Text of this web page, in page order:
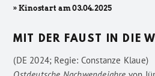
» Kinostart am 03.04.2025
MIT DER FAUST IN DIE
(DE 2024; Regie: Constanze Klaue)